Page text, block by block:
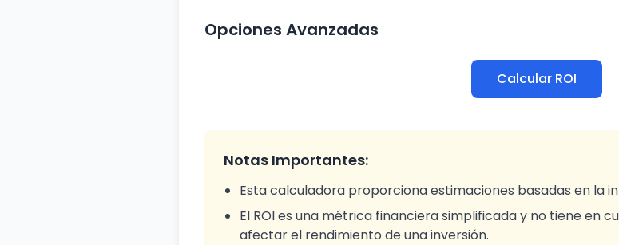
Opciones Avanzadas
Calcular ROI
Notas Importantes:
Esta calculadora proporciona estimaciones basadas en la
El ROI es una métrica financiera simplificada y no tiene en
afectar el rendimiento de una inversión.